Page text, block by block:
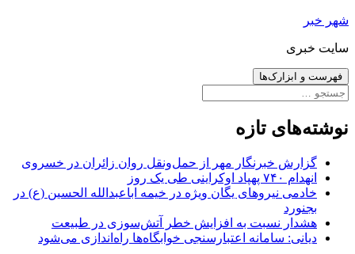
رفتن
نوشته‌ها
شهر خبر
سایت خبری
فهرست و ابزارک‌ها
جستجو
نوشته‌های تازه
گزارش خبرنگار مهر از حمل‌ونقل روان زائران در خسروی
انهدام ۷۴۰ پهپاد اوکراینی طی یک روز
خادمی نیروهای یگان ویژه در خیمه اباعبدالله الحسین (ع) در
بجنورد
هشدار نسبت به افزایش خطر آتش‌سوزی در طبیعت
دیانی: سامانه اعتبارسنجی خوابگاه‌ها راه‌اندازی می‌شود